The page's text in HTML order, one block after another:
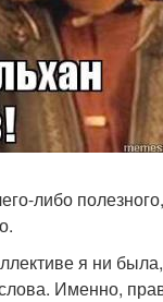
либо
я ни
Именно,